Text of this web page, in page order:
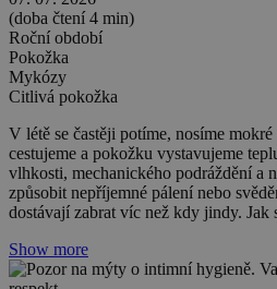
(doba čtení 4 min)
Roční období
Pokožka
Mykózy
Citlivá pokožka
V létě se častěji potíme, nosíme
cestujeme a pokožku vystavujeme
vlhkosti, mechanického podráždění a
způsobit nepříjemné pálení nebo
dostávají zabrat víc než kdy jindy. Jak
Show more